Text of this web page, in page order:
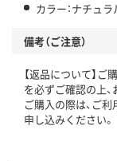
カラー：ナチュラ
備考（ご注意）
【返品について】ご
を必ずご確認の上、
ご購入の際は、ご利
申し込みください。